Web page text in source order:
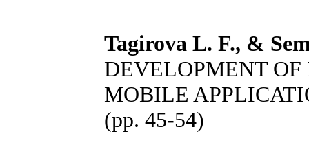
Tagirova L. F., &
DEVELOPMENT
MOBILE
(pp. 45-54)